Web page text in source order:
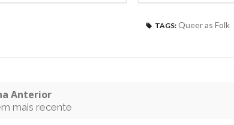
TAGS: Queer as Folk
Anterior
mais recente